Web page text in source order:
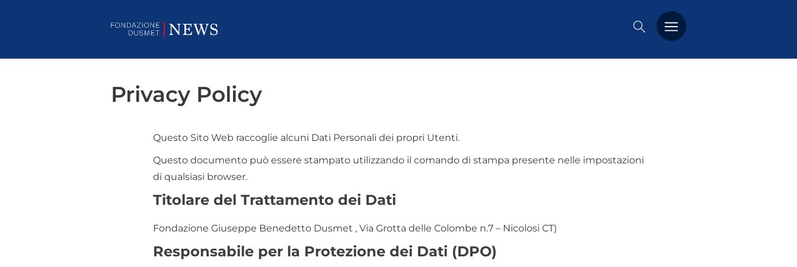
PREMIO DUSMET
Privacy Policy
Questo Sito Web raccoglie alcuni Dati Personali dei propri Utenti.
Questo documento può essere stampato utilizzando il comando di stampa presente nelle impostazioni
di qualsiasi browser.
Titolare del Trattamento dei Dati
Fondazione Giuseppe Benedetto Dusmet , Via Grotta delle Colombe n.7 – Nicolosi CT)
Responsabile per la Protezione dei Dati (DPO)